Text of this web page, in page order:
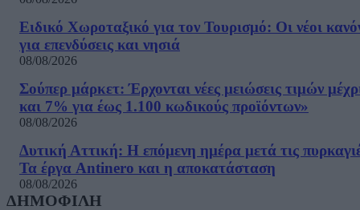
Ειδικό Χωροταξικό για τον Τουρισμό: Οι νέοι
για επενδύσεις και νησιά
08/08/2026
Σούπερ μάρκετ: Έρχονται νέες μειώσεις τιμών
και 7% για έως 1.100 κωδικούς προϊόντων»
08/08/2026
Δυτική Αττική: Η επόμενη ημέρα μετά τις
Τα έργα Antinero και η αποκατάσταση
08/08/2026
ΔΗΜΟΦΙΛΗ